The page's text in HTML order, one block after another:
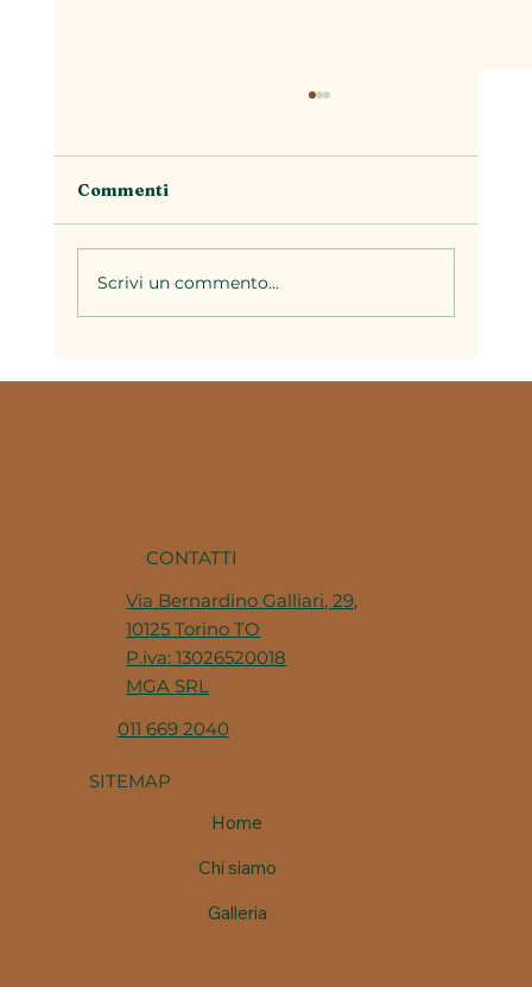
Commenti
Scrivi un commento...
CONTATTI
Via Bernardino Galliari, 29,
10125 Torino TO
P.iva: 13026520018
MGA SRL
011 669 2040
SITEMAP
Home
Chi siamo
Galleria